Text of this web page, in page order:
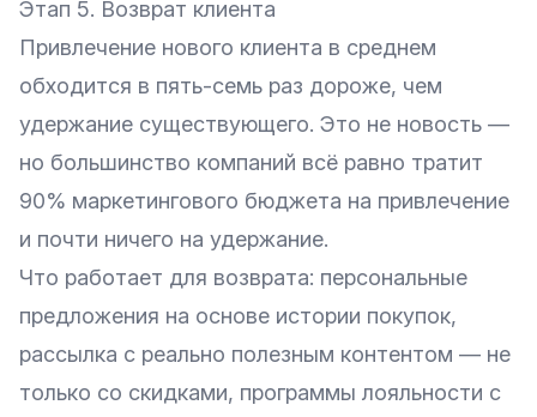
Этап 5. Возврат клиента
Привлечение нового клиента в среднем
обходится в пять-семь раз дороже, чем
удержание существующего. Это не новость —
но большинство компаний всё равно тратит
90% маркетингового бюджета на привлечение
и почти ничего на удержание.
Что работает для возврата: персональные
предложения на основе истории покупок,
рассылка с реально полезным контентом — не
только со скидками, программы лояльности с